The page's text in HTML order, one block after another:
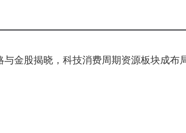
，独立上市能更准确反映昆仑芯的技术价值，提升
，专注AI芯片的业务定位将吸引特定投资者群体；
其未来直接对接资本市场创造条件。市场分析人士
，既为昆仑芯提供独立融资平台，也能优化百度自身
与金股揭晓，科技消费周期资源板块成布